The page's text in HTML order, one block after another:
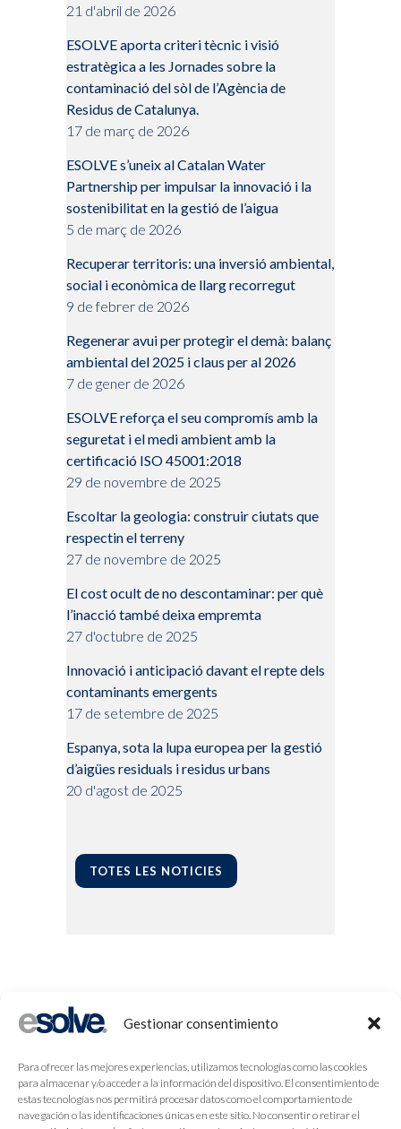
Gestionar consentimiento
Para ofrecer las mejores experiencias, utilizamos tecnologías como las cookies
para almacenar y/o acceder a la información del dispositivo. El consentimiento de
estas tecnologías nos permitirá procesar datos como el comportamiento de
navegación o las identificaciones únicas en este sitio. No consentir o retirar el
21 d'abril de 2026
ESOLVE aporta criteri tècnic i visió
estratègica a les Jornades sobre la
contaminació del sòl de l’Agència de
Residus de Catalunya.
17 de març de 2026
ESOLVE s’uneix al Catalan Water
Partnership per impulsar la innovació i la
sostenibilitat en la gestió de l’aigua
5 de març de 2026
Recuperar territoris: una inversió ambiental,
social i econòmica de llarg recorregut
9 de febrer de 2026
Regenerar avui per protegir el demà: balanç
ambiental del 2025 i claus per al 2026
7 de gener de 2026
ESOLVE reforça el seu compromís amb la
seguretat i el medi ambient amb la
certificació ISO 45001:2018
29 de novembre de 2025
Escoltar la geologia: construir ciutats que
respectin el terreny
27 de novembre de 2025
El cost ocult de no descontaminar: per què
l’inacció també deixa empremta
27 d'octubre de 2025
Innovació i anticipació davant el repte dels
contaminants emergents
17 de setembre de 2025
Espanya, sota la lupa europea per la gestió
d’aigües residuals i residus urbans
20 d'agost de 2025
TOTES LES NOTICIES